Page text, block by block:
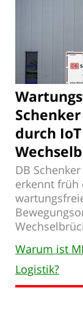
durch
DB
erkennt früh
Warum ist
Logistik?